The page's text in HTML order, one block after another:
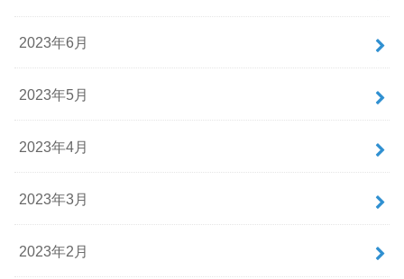
2023年6月
2023年5月
2023年4月
2023年3月
2023年2月